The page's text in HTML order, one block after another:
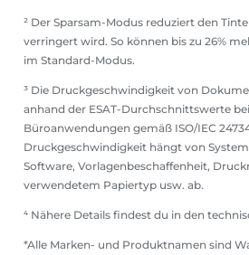
² Der Sparsam-Modus reduziert den
verringert wird. So können bis zu 26%
im Standard-Modus.
³ Die Druckgeschwindigkeit von
anhand der ESAT-Durchschnittswerte
Büroanwendungen gemäß ISO/IEC
Druckgeschwindigkeit hängt von
Software, Vorlagenbeschaffenheit,
verwendetem Papiertyp usw. ab.
⁴ Nähere Details findest du in den
*Alle Marken- und Produktnamen sind